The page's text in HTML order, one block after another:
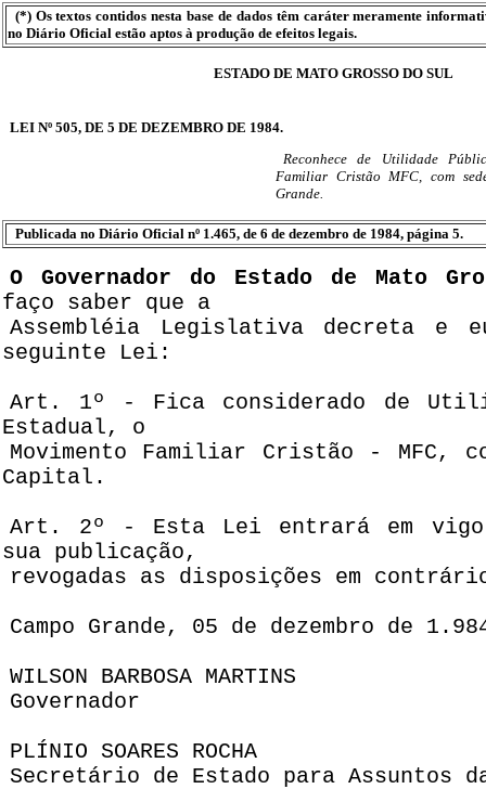
(*) Os textos contidos nesta base de dados têm caráter meramente
no Diário Oficial estão aptos à produção de efeitos legais.
ESTADO DE MATO GROSSO DO SUL
LEI Nº 505, DE 5 DE DEZEMBRO DE 1984.
Reconhece de Utilidade
Familiar Cristão MFC, com
Grande.
Publicada no Diário Oficial nº 1.465, de 6 de dezembro de 1984, página 5.
O Governador do Estado de Mato
faço saber que a
Assembléia Legislativa decreta e
seguinte Lei:
Art. 1º - Fica considerado de
Estadual, o
Movimento Familiar Cristão - MFC,
Capital.
Art. 2º - Esta Lei entrará em
sua publicação,
revogadas as disposições em
Campo Grande, 05 de dezembro de
WILSON BARBOSA MARTINS
Governador
PLÍNIO SOARES ROCHA
Secretário de Estado para Assuntos